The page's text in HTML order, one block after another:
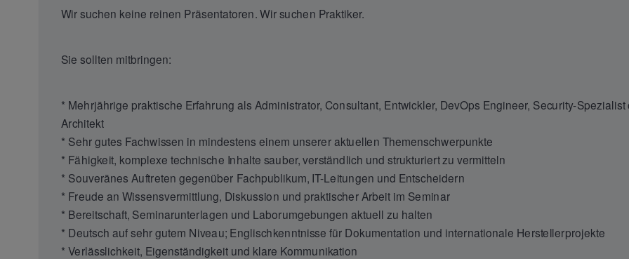
Wir suchen keine reinen Präsentatoren. Wir suchen Praktiker.
Sie sollten mitbringen:
* Mehrjährige praktische Erfahrung als Administrator, Consultant, Entwickler, DevOps Engineer, Security-Spezialist
Architekt
* Sehr gutes Fachwissen in mindestens einem unserer aktuellen Themenschwerpunkte
* Fähigkeit, komplexe technische Inhalte sauber, verständlich und strukturiert zu vermitteln
* Souveränes Auftreten gegenüber Fachpublikum, IT-Leitungen und Entscheidern
* Freude an Wissensvermittlung, Diskussion und praktischer Arbeit im Seminar
* Bereitschaft, Seminarunterlagen und Laborumgebungen aktuell zu halten
* Deutsch auf sehr gutem Niveau; Englischkenntnisse für Dokumentation und internationale Herstellerprojekte
* Verlässlichkeit, Eigenständigkeit und klare Kommunikation